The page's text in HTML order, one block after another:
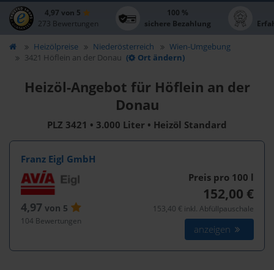
4,97 von 5
273 Bewertungen
100 %
sichere Bezahlung
Heizölpreise Niederösterreich
Wien-Umgebung
3421 Höflein an der Donau ( Ort ändern)
Heizöl-Angebot für Höflein an der
Donau
PLZ 3421 • 3.000 Liter • Heizöl Standard
Franz Eigl GmbH
4,97von 5
104 Bewertungen
Preis pro 100 l
152,00 €
153,40 € inkl. Abfüllpauschale
anzeigen